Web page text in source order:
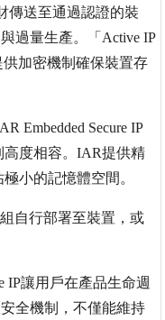
傳送至通過認證的裝
過量生產。「Active IP
加密機制確保裝置存
Embedded Secure IP
度相容。IAR提供精
小的記憶體空間。
自行部署至裝置，或
IP讓用戶在產品生命週
全機制，不僅能維持